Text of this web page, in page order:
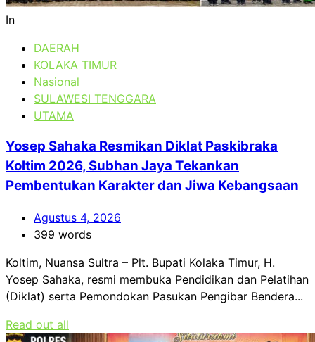
In
DAERAH
KOLAKA TIMUR
Nasional
SULAWESI TENGGARA
UTAMA
Yosep Sahaka Resmikan Diklat Paskibraka
Koltim 2026, Subhan Jaya Tekankan
Pembentukan Karakter dan Jiwa Kebangsaan
Agustus 4, 2026
399 words
Koltim, Nuansa Sultra – Plt. Bupati Kolaka Timur, H.
Yosep Sahaka, resmi membuka Pendidikan dan Pelatihan
(Diklat) serta Pemondokan Pasukan Pengibar Bendera...
Read out all